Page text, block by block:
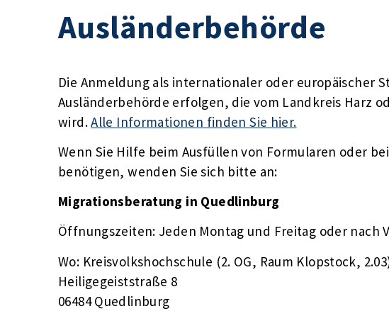
Ausländerbehörde
Die Anmeldung als internationaler oder europäischer
Ausländerbehörde erfolgen, die vom Landkreis Harz
wird.Alle Informationen finden Sie hier.
Wenn Sie Hilfe beim Ausfüllen von Formularen oder
benötigen, wenden Sie sich bitte an:
Migrationsberatung in Quedlinburg
Öffnungszeiten: Jeden Montag und Freitag oder nach
Wo: Kreisvolkshochschule (2. OG, Raum Klopstock,
Heiligegeiststraße 8
06484 Quedlinburg